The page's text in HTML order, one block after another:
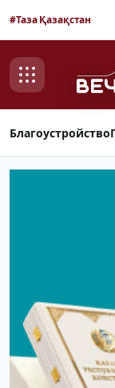
#Таза Қазақстан
Благоустройство